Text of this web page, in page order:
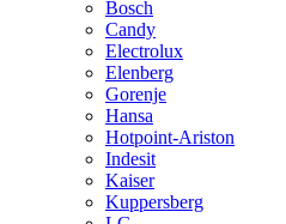
Bosch
Candy
Electrolux
Elenberg
Gorenje
Hansa
Hotpoint-Ariston
Indesit
Kaiser
Kuppersberg